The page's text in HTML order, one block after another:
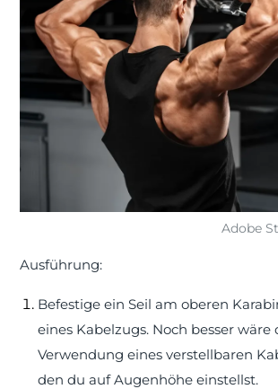
Adobe
Ausführung:
Befestige ein Seil am oberen
eines Kabelzugs. Noch besser wäre
Verwendung eines verstellbaren
den du auf Augenhöhe einstellst.